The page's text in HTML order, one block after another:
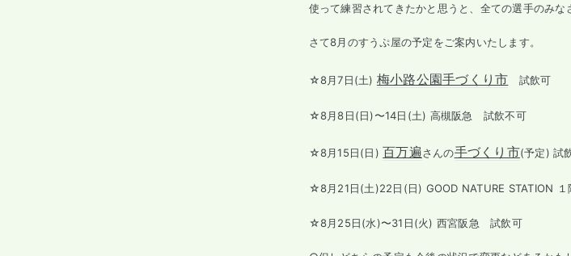
使って練習されてきたかと思うと、全ての選手のみな
さて8月のすうぷ屋の予定をご案内いたします。
☆8月7日(土) 梅小路公園手づくり市 試飲可
☆8月8日(日)〜14日(土) 高槻阪急 試飲不可
☆8月15日(日) 百万遍さんの手づくり市(予定) 試
☆8月21日(土)22日(日) GOOD NATURE STATION
☆8月25日(水)〜31日(火) 西宮阪急 試飲可